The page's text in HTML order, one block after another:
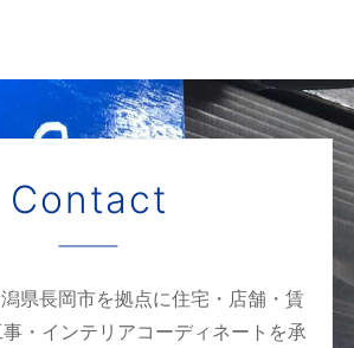
Contact
県長岡市を拠点に住宅・店舗・賃
・インテリアコーディネートを承